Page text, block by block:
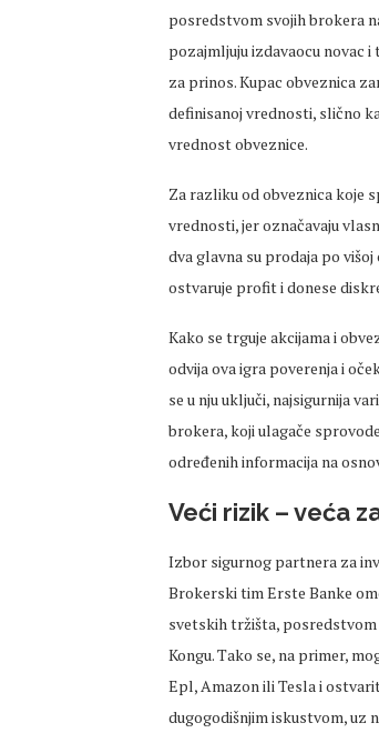
posredstvom svojih brokera
pozajmljuju izdavaocu novac
za prinos. Kupac obveznica
definisanoj vrednosti, slično
vrednost obveznice.
Za razliku od obveznica koje
vrednosti, jer označavaju
dva glavna su prodaja po
ostvaruje profit i donese
Kako se trguje akcijama i
odvija ova igra poverenja i
se u nju uključi, najsigurnija
brokera, koji ulagače
određenih informacija na
Veći rizik – veća
Izbor sigurnog partnera za
Brokerski tim Erste Banke
svetskih tržišta, posredstvom
Kongu. Tako se, na primer,
Epl, Amazon ili Tesla i
dugogodišnjim iskustvom, uz